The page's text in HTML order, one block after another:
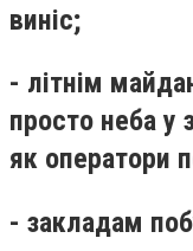
виніс;
- літнім
просто неба у
як оператори
- закладам